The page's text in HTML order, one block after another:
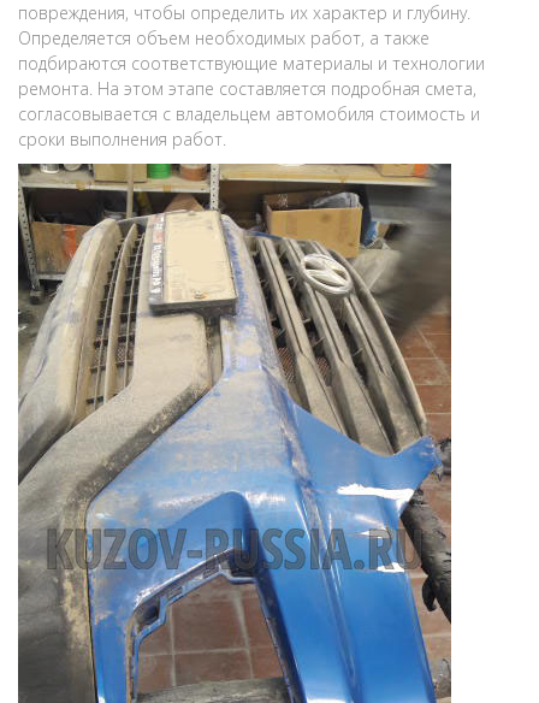
повреждения, чтобы определить их характер и глубину.
Определяется объем необходимых работ, а также
подбираются соответствующие материалы и технологии
ремонта. На этом этапе составляется подробная смета,
согласовывается с владельцем автомобиля стоимость и
сроки выполнения работ.